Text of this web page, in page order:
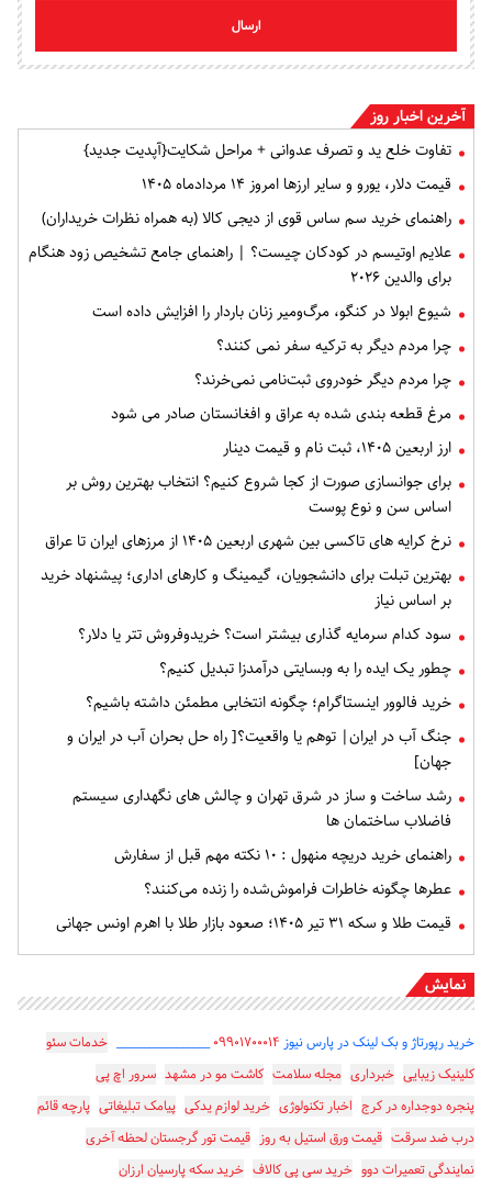
ارسال
آخرین اخبار روز
تفاوت خلع ید و تصرف عدوانی + مراحل شکایت{آپدیت جدید}
قیمت دلار، یورو و سایر ارزها امروز ۱۴ مردادماه ۱۴۰۵
راهنمای خرید سم ساس قوی از دیجی کالا (به همراه نظرات خریداران)
علایم اوتیسم در کودکان چیست؟ | راهنمای جامع تشخیص زود هنگام
برای والدین ۲۰۲۶
شیوع ابولا در کنگو، مرگ‌ومیر زنان باردار را افزایش داده است
چرا مردم دیگر به ترکیه سفر نمی کنند؟
چرا مردم دیگر خودروی ثبت‌نامی نمی‌خرند؟
مرغ قطعه‌ بندی شده به عراق و افغانستان صادر می شود
ارز اربعین ۱۴۰۵، ثبت‌ نام و قیمت دینار
برای جوانسازی صورت از کجا شروع کنیم؟ انتخاب بهترین روش بر
اساس سن و نوع پوست
نرخ کرایه های تاکسی بین شهری اربعین ۱۴۰۵ از مرزهای ایران تا عراق
بهترین تبلت برای دانشجویان، گیمینگ و کارهای اداری؛ پیشنهاد خرید
بر اساس نیاز
سود کدام سرمایه گذاری بیشتر است؟ خریدوفروش تتر یا دلار؟
چطور یک ایده را به وبسایتی درآمدزا تبدیل کنیم؟
خرید فالوور اینستاگرام؛ چگونه انتخابی مطمئن داشته باشیم؟
جنگ آب در ایران| توهم یا واقعیت؟[ راه حل بحران آب در ایران و
جهان]
رشد ساخت و ساز در شرق تهران و چالش های نگهداری سیستم
فاضلاب ساختمان ها
راهنمای خرید دریچه منهول : ۱۰ نکته مهم قبل از سفارش
عطرها چگونه خاطرات فراموش‌شده را زنده می‌کنند؟
قیمت طلا و سکه ۳۱ تیر ۱۴۰۵؛ صعود بازار طلا با اهرم اونس جهانی
نمایش
خرید رپورتاژ و بک لینک در پارس نیوز ۰۹۹۰۱۷۰۰۰۱۴
خدمات سئو
کلینیک زیبایی خبرداری مجله سلامت کاشت مو در مشهد سرور اچ پی
پنجره دوجداره در کرج اخبار تکنولوژی خرید لوازم یدکی پیامک تبلیغاتی پارچه قائم
درب ضد سرقت قیمت ورق استیل به روز قیمت تور گرجستان لحظه آخری
نمایندگی تعمیرات دوو خرید سی پی کالاف خرید سکه پارسیان ارزان